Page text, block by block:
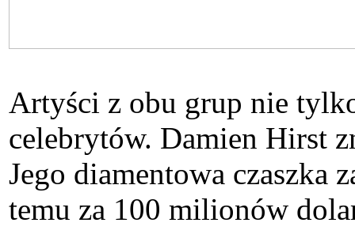
Artyści z obu grup nie
celebrytów. Damien Hirst
Jego diamentowa czaszka
temu za 100 milionów